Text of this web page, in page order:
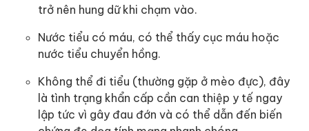
trở nên hung dữ khi chạm vào.
Nước tiểu có máu, có thể thấy cục máu hoặc
nước tiểu chuyển hồng.
Không thể đi tiểu (thường gặp ở mèo đực), đây
là tình trạng khẩn cấp cần can thiệp y tế ngay
lập tức vì gây đau đớn và có thể dẫn đến biến